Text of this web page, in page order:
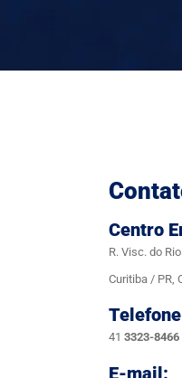
Centro
R. Visc. do
Curitiba / PR,
413323-8466
E-mail: